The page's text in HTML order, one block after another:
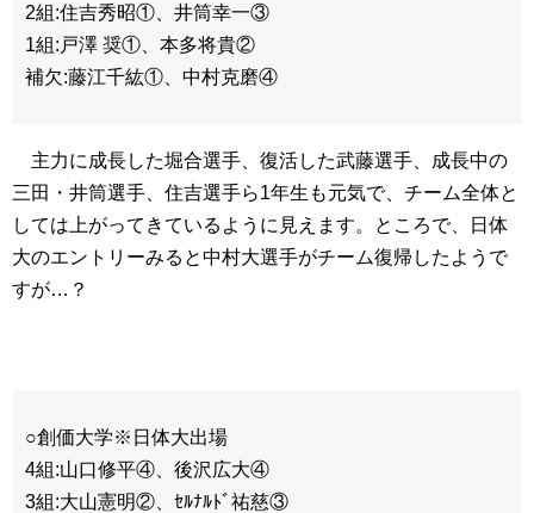
2組:住吉秀昭①、井筒幸一③
1組:戸澤 奨①、本多将貴②
補欠:藤江千紘①、中村克磨④
主力に成長した堀合選手、復活した武藤選手、成長中の
三田・井筒選手、住吉選手ら1年生も元気で、チーム全体と
しては上がってきているように見えます。ところで、日体
大のエントリーみると中村大選手がチーム復帰したようで
すが…？
○創価大学※日体大出場
4組:山口修平④、後沢広大④
3組:大山憲明②、ｾﾙﾅﾙﾄﾞ祐慈③